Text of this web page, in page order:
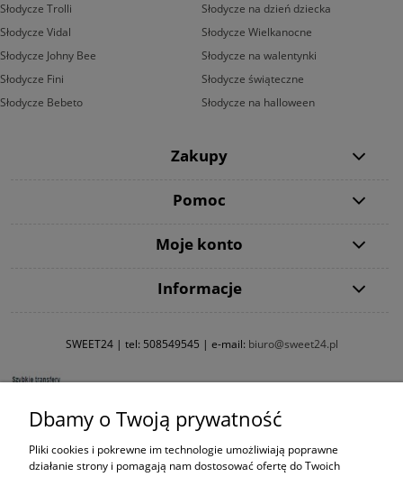
Słodycze Trolli
Słodycze Vidal
Słodycze Johny Bee
Słodycze Fini
Słodycze Bebeto
Słodycze na dzień dziecka
Słodycze Wielkanocne
Słodycze na walentynki
Słodycze świąteczne
Słodycze na halloween
Zakupy
Pomoc
Moje konto
Informacje
SWEET24 | tel: 508549545 | e-mail: biuro@sweet24.pl
Dbamy o Twoją prywatność
Pliki cookies i pokrewne im technologie umożliwiają poprawne
działanie strony i pomagają nam dostosować ofertę do Twoich